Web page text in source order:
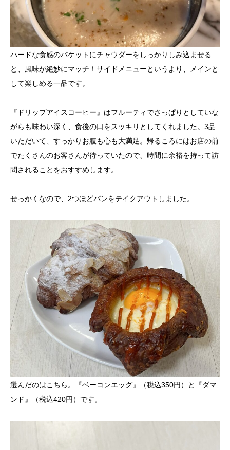
ハードな食感のバケットにチャウダーをしっかりしみ込ませる
と、風味が絶妙にマッチ！サイドメニューというより、メインと
して楽しめる一品です。
『ドリップアイスコーヒー』はフルーティでさっぱりとしていな
がらも味わい深く、食後の口をスッキリとしてくれました。3品
いただいて、すっかりお腹も心も大満足。帰るころにはお店の前
でたくさんのお客さんが待っていたので、時間に余裕を持って訪
問されることをおすすめします。
せっかくなので、2つほどパンをテイクアウトしました。
選んだのはこちら。『ベーコンエッグ』（税込350円）と『ダマ
ンド』（税込420円）です。